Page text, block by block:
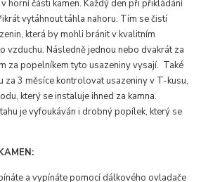
horní části kamen. Každý den při přikládání
vytáhnout táhla nahoru. Tím se čistí
která by mohli bránit v kvalitním
vzduchu. Následně jednou nebo dvakrát za
za popelníkem tyto usazeniny vysají. Také
za 3 měsíce kontrolovat usazeniny v T-kusu,
který se instaluje ihned za kamna.
je vyfoukáván i drobný popílek, který se
a vypínáte pomocí dálkového ovladače